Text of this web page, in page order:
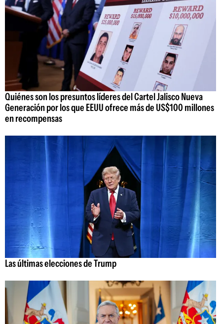
Quiénes son los presuntos líderes del Cartel Jalisco Nueva
Generación por los que EEUU ofrece más de US$100 millones
en recompensas
Las últimas elecciones de Trump